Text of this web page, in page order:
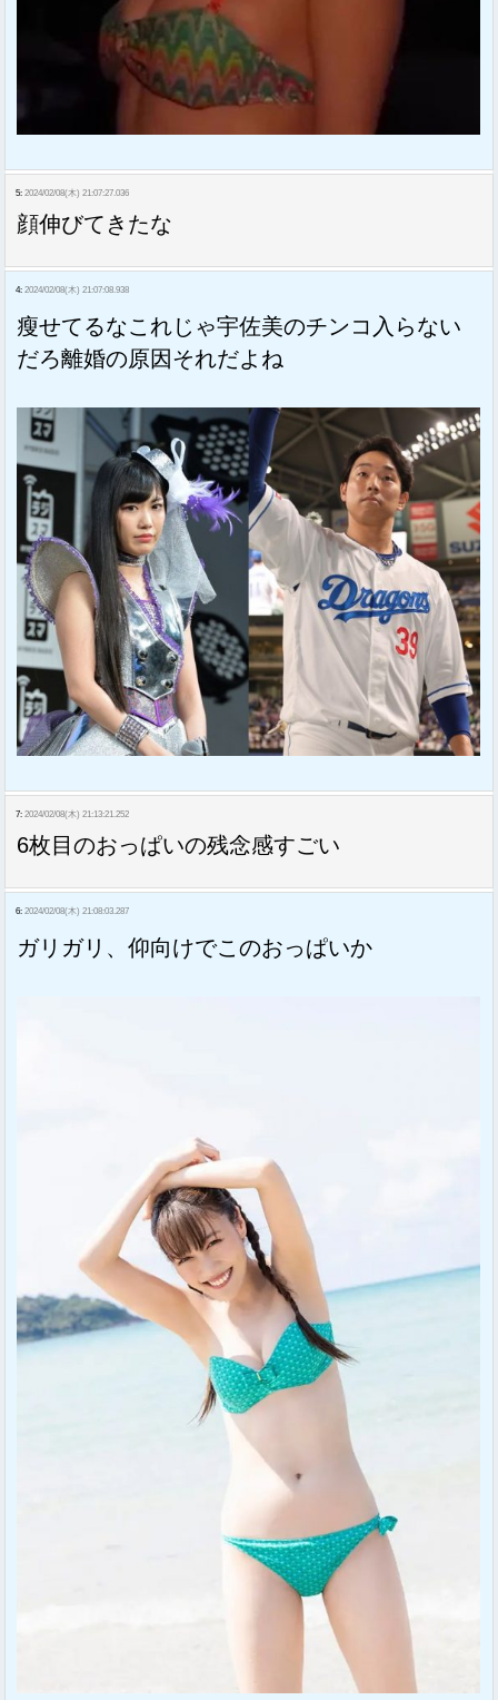
5: 2024/02/08(木) 21:07:27.036
顔伸びてきたな
4: 2024/02/08(木) 21:07:08.938
瘦せてるなこれじゃ宇佐美のチンコ入らない
だろ離婚の原因それだよね
7: 2024/02/08(木) 21:13:21.252
6枚目のおっぱいの残念感すごい
6: 2024/02/08(木) 21:08:03.287
ガリガリ、仰向けでこのおっぱいか